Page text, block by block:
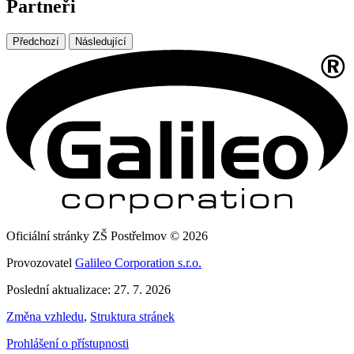
Partneři
Předchozí Následující
Oficiální stránky ZŠ Postřelmov © 2026
Provozovatel Galileo Corporation s.r.o.
Poslední aktualizace: 27. 7. 2026
Změna vzhledu, Struktura stránek
Prohlášení o přístupnosti